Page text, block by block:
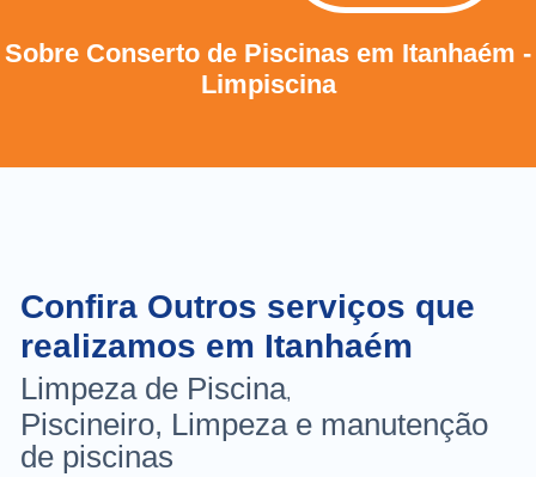
Sobre Conserto de Piscinas em Itanhaém -
Limpiscina
Confira Outros serviços que
realizamos em Itanhaém
Limpeza de Piscina,
Piscineiro, Limpeza e manutenção
de piscinas